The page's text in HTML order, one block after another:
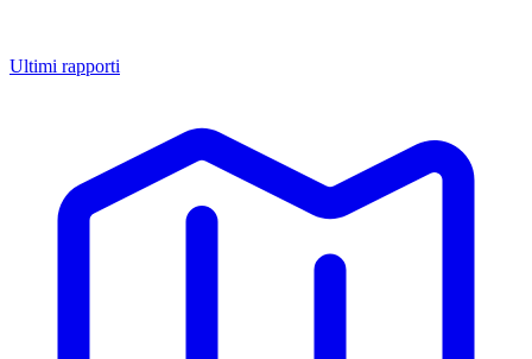
Ultimi rapporti